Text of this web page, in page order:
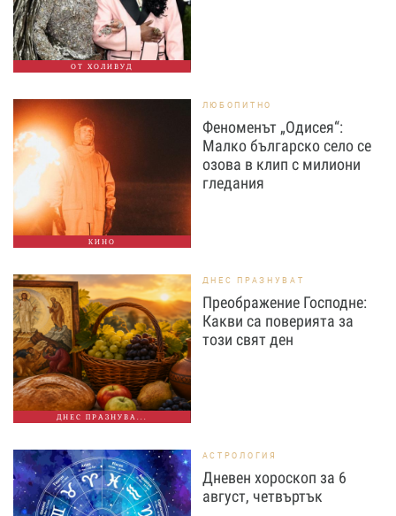
ОТ ХОЛИВУД
КИНО
ЛЮБОПИТНО
Феноменът „Одисея“:
Малко българско село се
озова в клип с милиони
гледания
ДНЕС ПРАЗНУВА...
ДНЕС ПРАЗНУВАТ
Преображение Господне:
Какви са поверията за
този свят ден
АСТРОЛОГИЯ
Дневен хороскоп за 6
август, четвъртък